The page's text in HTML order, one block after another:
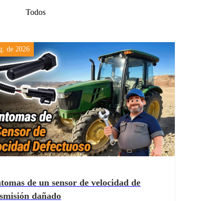
Todos
de 2026
de un sensor de velocidad de
dañado